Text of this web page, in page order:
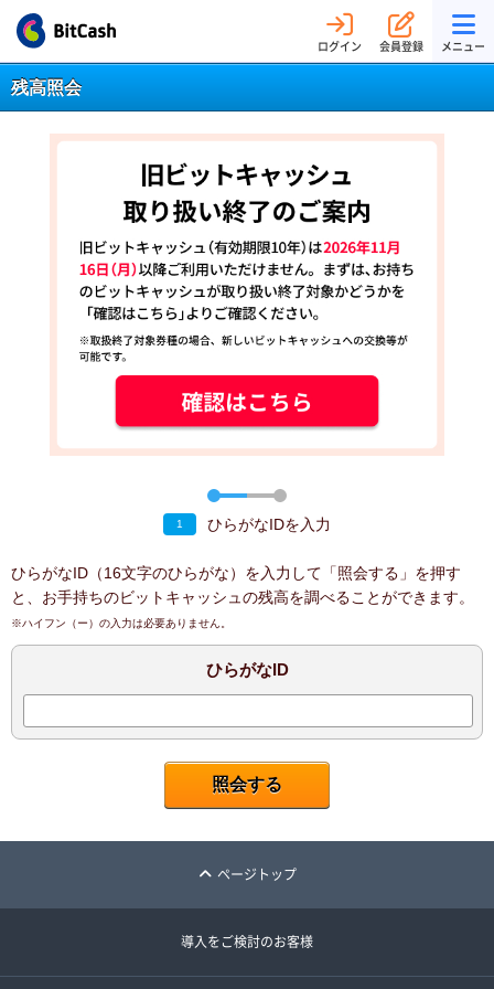
ログイン 会員登録 メニュー
残高照会
1 ひらがなIDを入力
ひらがなID（16文字のひらがな）を入力して「照会する」を押す
と、お手持ちのビットキャッシュの残高を調べることができます。
※ハイフン（ー）の入力は必要ありません。
ひらがなID
ページトップ
導入をご検討のお客様